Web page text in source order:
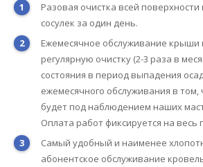
Разовая очистка всей
сосулек за один день.
Ежемесячное обслуживание крыши
регулярную очистку (2-3 раза в
состояния в период выпадения
ежемесячного обслуживания в
будет под наблюдением наших
Оплата работ фиксируется на весь
Самый удобный и наименее
абонентское обслуживание